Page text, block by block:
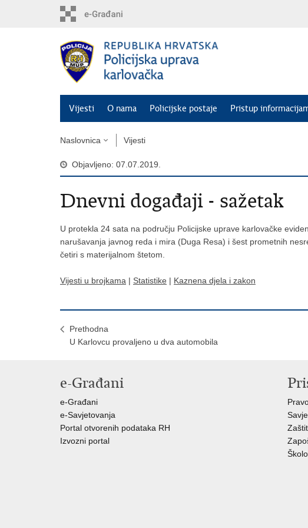
Vijesti O nama Policijske postaje Pristup
Naslovnica Vijesti
Objavljeno: 07.07.2019.
Dnevni događaji - sažetak
U protekla 24 sata na području Policijske uprave karlovačke
narušavanja javnog reda i mira (Duga Resa) i šest prometnih
četiri s materijalnom štetom.
Vijesti u brojkama | Statistike | Kaznena djela i zakon
Prethodna
U Karlovcu provaljeno u dva automobila
e-Građani
e-Građani
e-Savjetovanja
Portal otvorenih podataka RH
Izvozni portal